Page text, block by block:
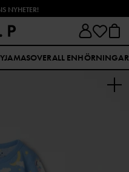
NYHETER!
ENHÖRNINGAR